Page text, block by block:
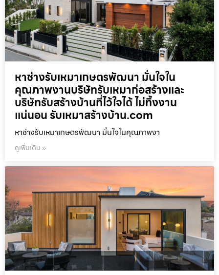
หาช่างรับเหมาเกษตรพัฒนา มั่นใจใน
คุณภาพงานบริษัทรับเหมาก่อสร้างและ
บริษัทรับสร้างบ้านที่ไว้ใจได้ ไม่ทิ้งงาน
แน่นอน รับเหมาสร้างบ้าน.com
หาช่างรับเหมาเกษตรพัฒนา มั่นใจในคุณภาพงา
ดูเพิ่มเติม »